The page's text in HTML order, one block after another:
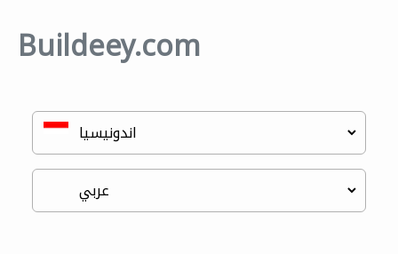
Buildeey.com